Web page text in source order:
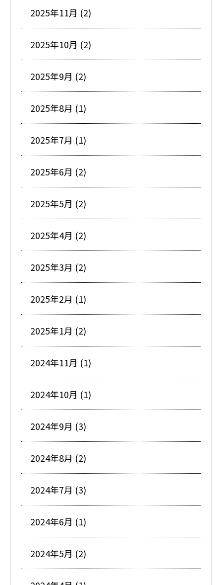
2025年11月 (2)
2025年10月 (2)
2025年9月 (2)
2025年8月 (1)
2025年7月 (1)
2025年6月 (2)
2025年5月 (2)
2025年4月 (2)
2025年3月 (2)
2025年2月 (1)
2025年1月 (2)
2024年11月 (1)
2024年10月 (1)
2024年9月 (3)
2024年8月 (2)
2024年7月 (3)
2024年6月 (1)
2024年5月 (2)